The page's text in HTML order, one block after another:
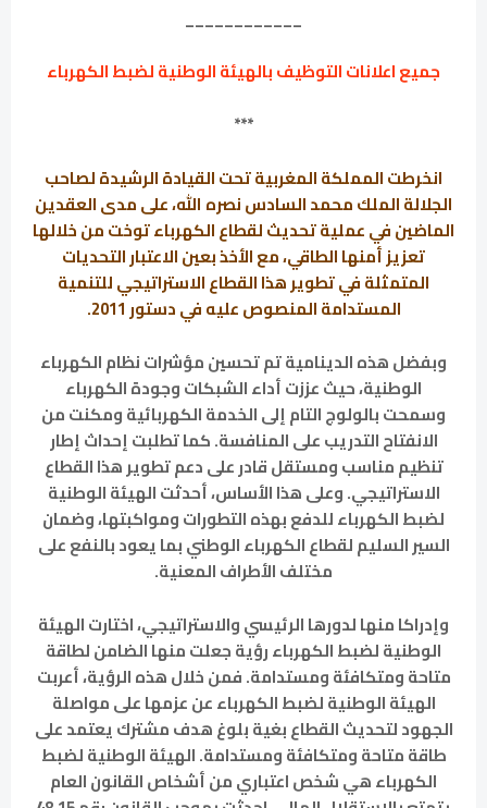
____________
جميع اعلانات التوظيف بالهيئة الوطنية لضبط الكهرباء
***
انخرطت المملكة المغربية تحت القيادة الرشيدة لصاحب
الجلالة الملك محمد السادس نصره الله، على مدى العقدين
الماضين في عملية تحديث لقطاع الكهرباء توخت من خلالها
تعزيز أمنها الطاقي، مع الأخذ بعين الاعتبار التحديات
المتمثلة في تطوير هذا القطاع الاستراتيجي للتنمية
المستدامة المنصوص عليه في دستور 2011.
وبفضل هذه الدينامية تم تحسين مؤشرات نظام الكهرباء
الوطنية، حيث عززت أداء الشبكات وجودة الكهرباء
وسمحت بالولوج التام إلى الخدمة الكهربائية ومكنت من
الانفتاح التدريب على المنافسة. كما تطلبت إحداث إطار
تنظيم مناسب ومستقل قادر على دعم تطوير هذا القطاع
الاستراتيجي. وعلى هذا الأساس، أحدثت الهيئة الوطنية
لضبط الكهرباء للدفع بهذه التطورات ومواكبتها، وضمان
السير السليم لقطاع الكهرباء الوطني بما يعود بالنفع على
مختلف الأطراف المعنية.
وإدراكا منها لدورها الرئيسي والاستراتيجي، اختارت الهيئة
الوطنية لضبط الكهرباء رؤية جعلت منها الضامن لطاقة
متاحة ومتكافئة ومستدامة. فمن خلال هذه الرؤية، أعربت
الهيئة الوطنية لضبط الكهرباء عن عزمها على مواصلة
الجهود لتحديث القطاع بغية بلوغ هدف مشترك يعتمد على
طاقة متاحة ومتكافئة ومستدامة. الهيئة الوطنية لضبط
الكهرباء هي شخص اعتباري من أشخاص القانون العام